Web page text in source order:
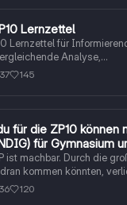
Lernzettel
Lernzettel für
Analyse,
Gedicht..
145
für die ZP10 können
für Gymnasium
ist machbar. Durch die
kommen könnten,
Also habe ich von
zu den größten alles
120